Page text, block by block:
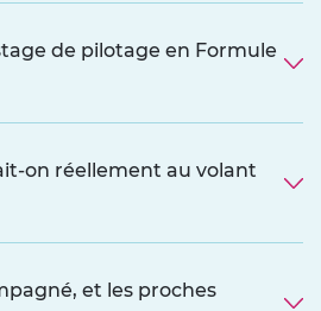
de pilotage en Formule
on réellement au volant
et les proches